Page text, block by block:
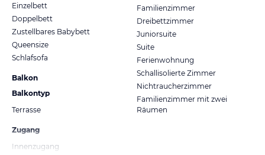
Einzelbett
Doppelbett
Zustellbares Babybett
Queensize
Schlafsofa
Balkon
Balkontyp
Terrasse
Zugang
Innenzugang
Familienzimmer
Dreibettzimmer
Juniorsuite
Suite
Ferienwohnung
Schallisolierte Zimmer
Nichtraucherzimmer
Familienzimmer mit zwei
Räumen